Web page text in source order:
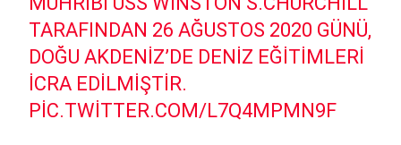
TARAFINDAN 26 AĞUSTOS 2020 GÜNÜ,
DOĞU AKDENIZ’DE DENIZ EĞITIMLERI
ICRA EDILMIŞTIR.
PIC.TWITTER.COM/L7Q4MPMN9F